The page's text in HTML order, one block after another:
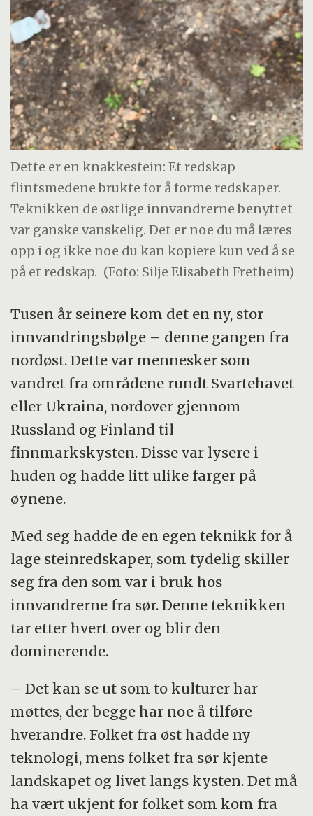
Dette er en knakkestein: Et redskap
flintsmedene brukte for å forme redskaper.
Teknikken de østlige innvandrerne benyttet
var ganske vanskelig. Det er noe du må læres
opp i og ikke noe du kan kopiere kun ved å se
på et redskap. (Foto: Silje Elisabeth Fretheim)
Tusen år seinere kom det en ny, stor
innvandringsbølge – denne gangen fra
nordøst. Dette var mennesker som
vandret fra områdene rundt Svartehavet
eller Ukraina, nordover gjennom
Russland og Finland til
finnmarkskysten. Disse var lysere i
huden og hadde litt ulike farger på
øynene.
Med seg hadde de en egen teknikk for å
lage steinredskaper, som tydelig skiller
seg fra den som var i bruk hos
innvandrerne fra sør. Denne teknikken
tar etter hvert over og blir den
dominerende.
– Det kan se ut som to kulturer har
møttes, der begge har noe å tilføre
hverandre. Folket fra øst hadde ny
teknologi, mens folket fra sør kjente
landskapet og livet langs kysten. Det må
ha vært ukjent for folket som kom fra